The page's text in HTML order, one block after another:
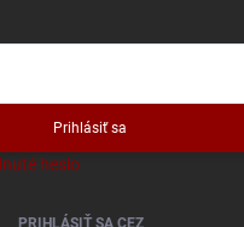
Prihlásiť sa
heslo
PRIHLÁSIŤ SA CEZ